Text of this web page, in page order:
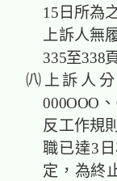
15日所為
上訴人無
335至338
㈧上訴人分
000OOO
反工作規
職已達3
定，為終